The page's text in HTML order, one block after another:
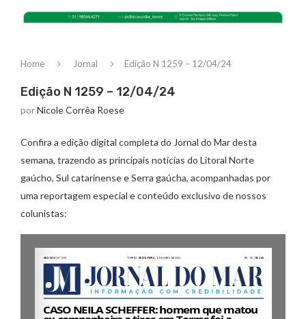
Home Jornal Edição N 1259 – 12/04/24
Edição N 1259 – 12/04/24
porNicole Corrêa Roese
Confira a edição digital completa do Jornal do Mar desta
semana, trazendo as principais notícias do Litoral Norte
gaúcho, Sul catarinense e Serra gaúcha, acompanhadas por
uma reportagem especial e conteúdo exclusivo de nossos
colunistas: